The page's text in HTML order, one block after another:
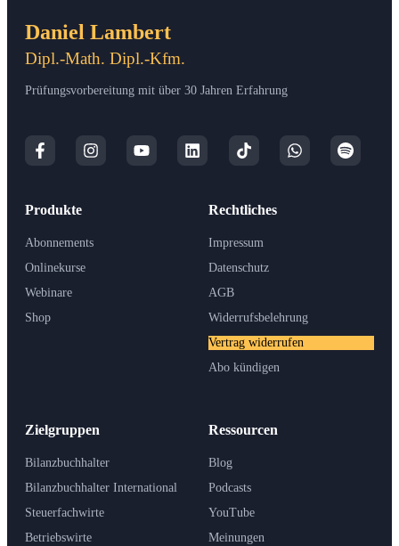
Daniel Lambert
Dipl.-Math. Dipl.-Kfm.
Prüfungsvorbereitung mit über 30 Jahren Erfahrung
Produkte
Abonnements
Onlinekurse
Webinare
Shop
Zielgruppen
Bilanzbuchhalter
Bilanzbuchhalter International
Steuerfachwirte
Betriebswirte
Ressourcen
Blog
Podcasts
YouTube
Meinungen
Rechtliches
Impressum
Datenschutz
AGB
Widerrufsbelehrung
Vertrag widerrufen
Abo kündigen